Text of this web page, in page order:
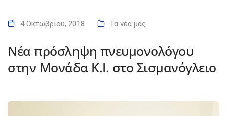
4 Οκτωβρίου, 2018 Τα νέα μας
Νέα πρόσληψη πνευμονολόγου
στην Μονάδα Κ.Ι. στο Σισμανόγλειο